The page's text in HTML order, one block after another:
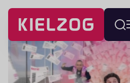
Navigatie
overslaan